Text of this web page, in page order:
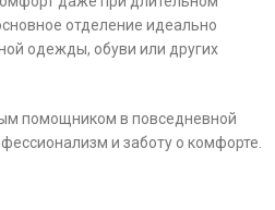
отделение идеально
одежды, обуви или других
помощником в повседневной
и заботу о комфорте.